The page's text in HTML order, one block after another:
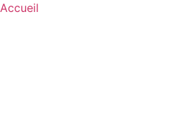
Accueil